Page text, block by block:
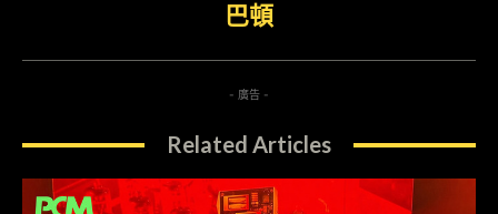
巴頓
- 廣告 -
Related Articles